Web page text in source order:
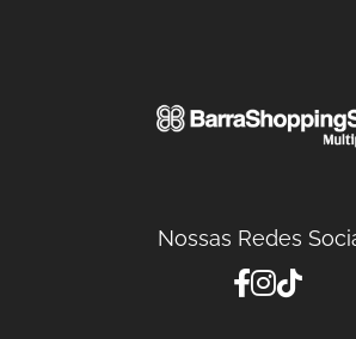
Nossas Redes